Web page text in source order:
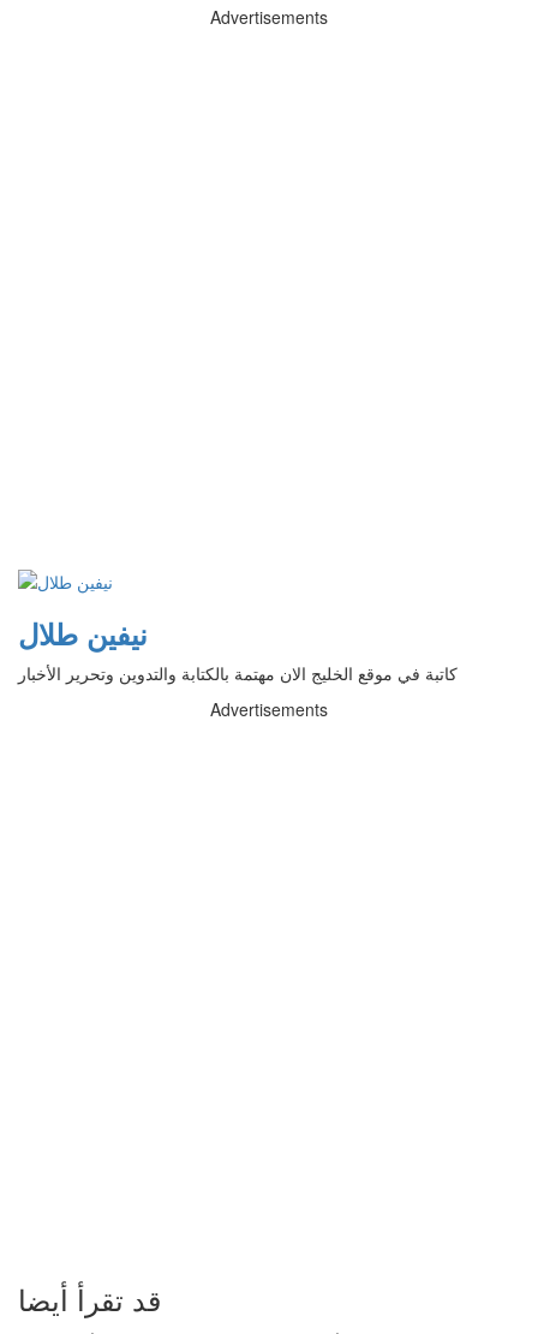
Advertisements
نيفين طلال
كاتبة في موقع الخليج الان مهتمة بالكتابة والتدوين وتحرير الأخبار
Advertisements
قد تقرأ أيضا